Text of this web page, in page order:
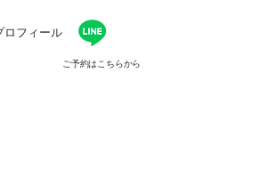
ロフィール
ご予約はこちらから